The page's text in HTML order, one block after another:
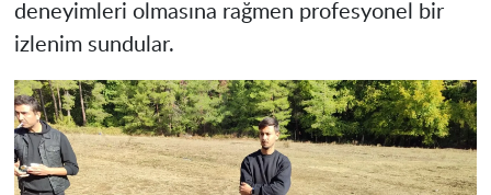
deneyimleri olmasına rağmen profesyonel bir
izlenim sundular.